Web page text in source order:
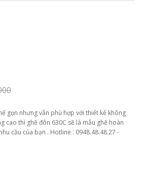
gọn nhưng vẫn phù hợp với thiết kế không
cao thì ghế đôn 630C sẽ là mẫu ghế hoàn
cầu của bạn . Hotline : 0948.48.48.27 -